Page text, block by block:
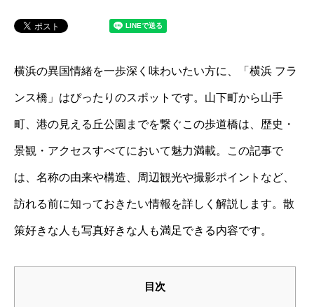
横浜の異国情緒を一歩深く味わいたい方に、「横浜 フラ
ンス橋」はぴったりのスポットです。山下町から山手
町、港の見える丘公園までを繋ぐこの歩道橋は、歴史・
景観・アクセスすべてにおいて魅力満載。この記事で
は、名称の由来や構造、周辺観光や撮影ポイントなど、
訪れる前に知っておきたい情報を詳しく解説します。散
策好きな人も写真好きな人も満足できる内容です。
目次